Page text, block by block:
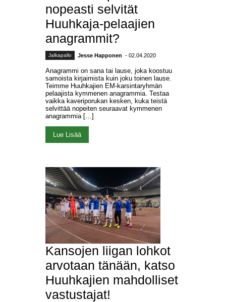
nopeasti selvität
Huuhkaja-pelaajien
anagrammit?
Jalkapallo Jesse Happonen - 02.04.2020
Anagrammi on sana tai lause, joka koostuu
samoista kirjaimista kuin joku toinen lause.
Teimme Huuhkajien EM-karsintaryhmän
pelaajista kymmenen anagrammia. Testaa
vaikka kaveriporukan kesken, kuka teistä
selvittää nopeiten seuraavat kymmenen
anagrammia […]
Lue Lisää
Kansojen liigan lohkot
arvotaan tänään, katso
Huuhkajien mahdolliset
vastustajat!